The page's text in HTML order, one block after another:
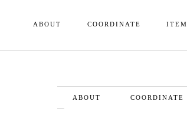
ABOUT COORDINATE
ABOUT COORDINATE ITEM